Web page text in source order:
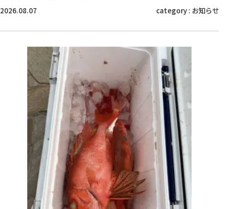
2026.08.07 category : お知らせ